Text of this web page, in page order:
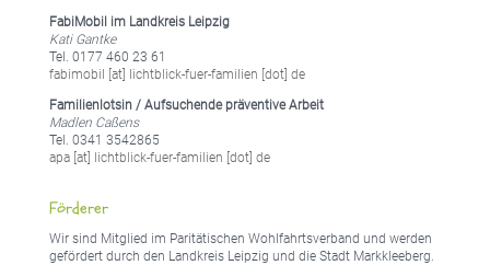
FabiMobil im Landkreis Leipzig
Kati Gantke
Tel. 0177 460 23 61
fabimobil [at] lichtblick-fuer-familien [dot] de
Familienlotsin / Aufsuchende präventive Arbeit
Madlen Caßens
Tel. 0341 3542865
apa [at] lichtblick-fuer-familien [dot] de
Förderer
Wir sind Mitglied im Paritätischen Wohlfahrtsverband und werden
gefördert durch den Landkreis Leipzig und die Stadt Markkleeberg.